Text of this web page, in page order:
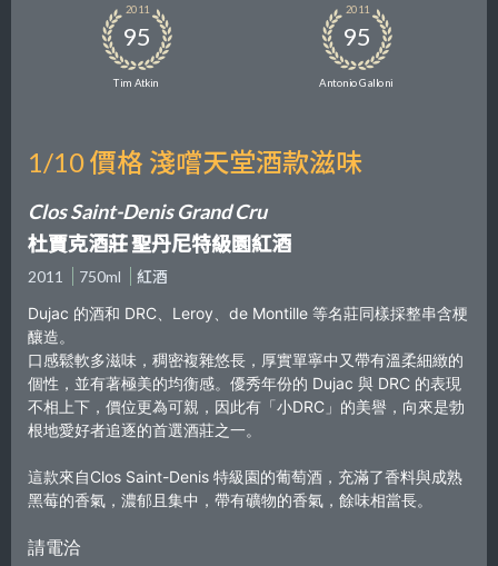
2011
95
Tim Atkin
2011
95
Antonio Galloni
1/10 價格 淺嚐天堂酒款滋味
Clos Saint-Denis Grand Cru
杜賈克酒莊 聖丹尼特級園紅酒
2011 750ml
紅酒
Dujac 的酒和 DRC、Leroy、de Montille 等名莊同樣採整串含梗
釀造。
口感鬆軟多滋味，稠密複雜悠長，厚實單寧中又帶有溫柔細緻的
個性，並有著極美的均衡感。優秀年份的 Dujac 與 DRC 的表現
不相上下，價位更為可親，因此有「小DRC」的美譽，向來是勃
根地愛好者追逐的首選酒莊之一。
這款來自Clos Saint-Denis 特級園的葡萄酒，充滿了香料與成熟
黑莓的香氣，濃郁且集中，帶有礦物的香氣，餘味相當長。
請電洽